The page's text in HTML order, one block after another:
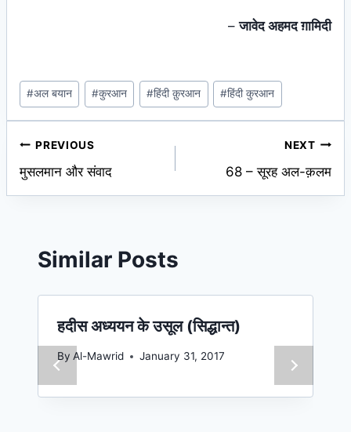
–जावेद अहमद ग़ामिदी
Post
Tags:
#अल बयान #कुरआन #हिंदी क़ुरआन #हिंदी कुरआन
Post
navigation
PREVIOUS
मुसलमान और संवाद
NEXT
68 – सूरह अल-क़लम
Similar Posts
हदीस अध्ययन के उसूल (सिद्धान्त)
By Al-Mawrid January 31, 2017